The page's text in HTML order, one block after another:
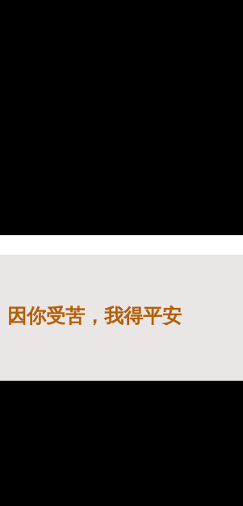
因你受苦，我得平安